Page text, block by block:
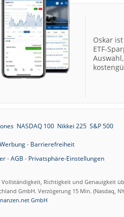
Oskar
ETF-
NASDAQ 100 Nikkei 225 S&P 500
Werbung- Barrierefreiheit
-AGB - Privatsphäre-Einstellungen
Richtigkeit und Genauigkeit
GmbH. Verzögerung 15 Min. (Nasdaq,
GmbH